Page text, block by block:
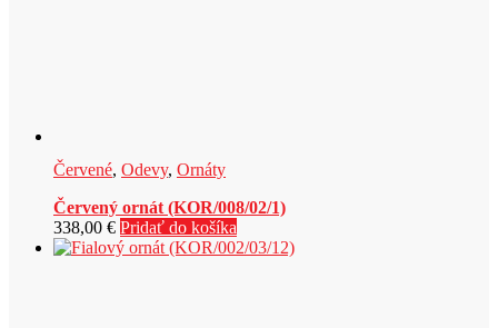
Červené, Odevy, Ornáty
Červený ornát (KOR/008/02/1)
338,00 € Pridať do košíka